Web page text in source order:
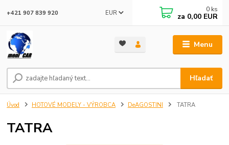
Menu
EUR
Hľadať
+421 907 839 920 0 ks
za 0,00 EUR
Úvod HOTOVÉ MODELY - VÝROBCA DeAGOSTINI TATRA
TATRA